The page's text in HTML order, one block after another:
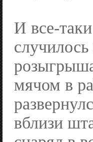
И все-
мячом в
вблизи